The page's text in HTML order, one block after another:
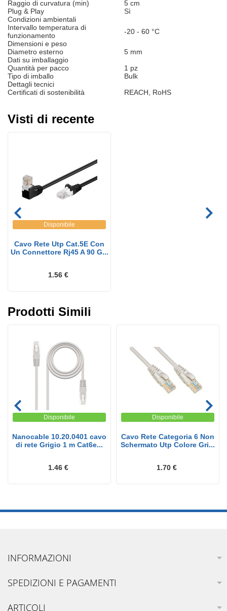
Raggio di curvatura (min)
5 cm
Plug & Play
Sì
Condizioni ambientali
Intervallo temperatura di
funzionamento
-20 - 60 °C
Dimensioni e peso
Diametro esterno
5 mm
Dati su imballaggio
Quantità per pacco
1 pz
Tipo di imballo
Bulk
Dettagli tecnici
Certificati di sostenibilità
REACH, RoHS
Visti di recente
Disponibile
Cavo Rete Utp Cat.5E Con
Un Connettore Rj45 A 90 G...
1.56 €
Prodotti Simili
Disponibile
Nanocable 10.20.0401 cavo
di rete Grigio 1 m Cat6e...
1.46 €
Disponibile
Cavo Rete Categoria 6 Non
Schermato Utp Colore Gri...
1.70 €
INFORMAZIONI
SPEDIZIONI E PAGAMENTI
ARTICOLI